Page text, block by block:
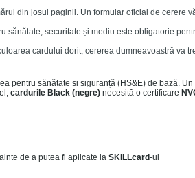
din josul paginii. Un formular oficial de cerere
sănătate, securitate și mediu este obligatorie
cardului dorit, cererea dumneavoastră va
pentru sănătate si siguranță (HS&E) de bază. Un
cardurile Black (negre) necesită o certificare
de a putea fi aplicate la SKILLcard-ul